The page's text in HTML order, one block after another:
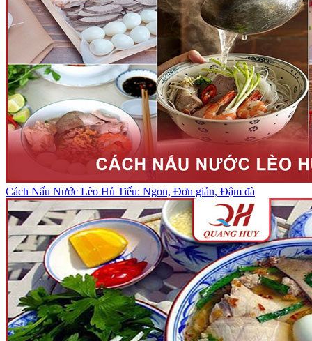
Cách Nấu Nước Lèo Hủ Tiếu: Ngon, Đơn giản, Đậm đà